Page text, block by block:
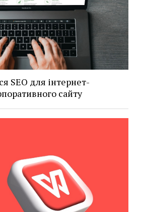
SEO для інтернет-
сайту